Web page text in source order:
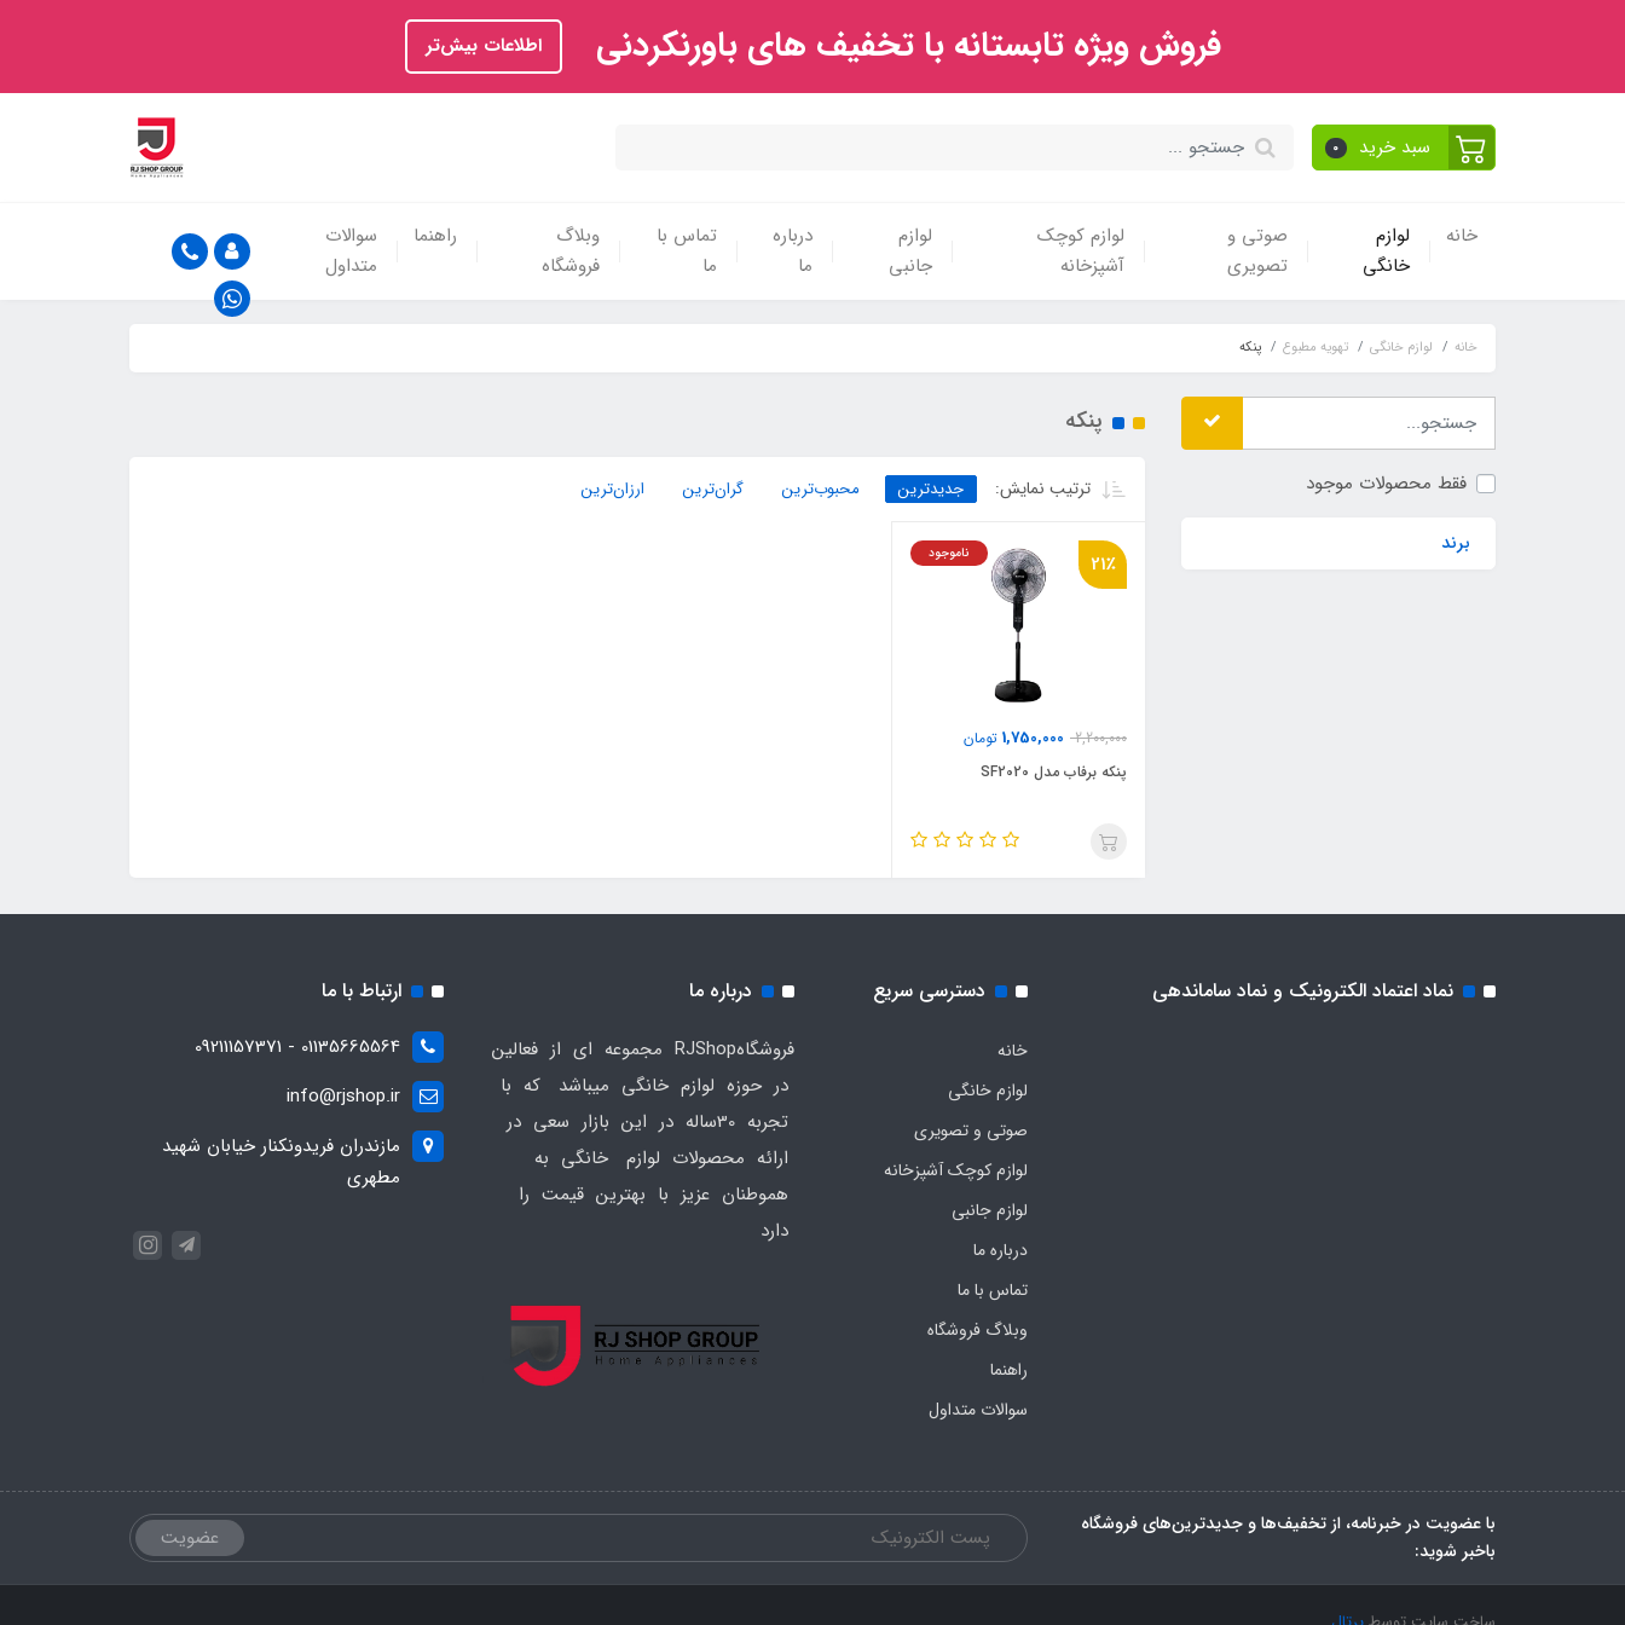
فروش ویژه تابستانه با تخفیف های باورنکردنی اطلاعات بیش‌تر
سبد خرید 0
خانه
لوازم
خانگی
صوتی و
تصویری
لوازم کوچک
آشپزخانه
لوازم
جانبی
درباره
ما
تماس با
ما
وبلاگ
فروشگاه
راهنما
سوالات
متداول
خانه لوازم خانگی تهویه مطبوع پنکه
فقط محصولات موجود
برند
پنکه
ترتیب نمایش: جدیدترین محبوب‌ترین گران‌ترین ارزان‌ترین
21٪
2,200,000
1,750,000 تومان
ناموجود
پنکه برفاب مدل SF2020
نماد اعتماد الکترونیک و نماد ساماندهی دسترسی سریع
خانه
لوازم خانگی
صوتی و تصویری
لوازم کوچک آشپزخانه
لوازم جانبی
درباره ما
تماس با ما
وبلاگ فروشگاه
راهنما
سوالات متداول
درباره ما
فروشگاهRJShop مجموعه ای از فعالین
در حوزه لوازم خانگی میباشد که با
تجربه 30ساله در این بازار سعی در
ارائه محصولات لوازم خانگی به
هموطنان عزیز با بهترین قیمت را
دارد
ارتباط با ما
01135665564 - 09211157371
info@rjshop.ir
مازندران فریدونکنار خیابان شهید
مطهری
با عضویت در خبرنامه، از تخفیف‌ها و جدیدترین‌های فروشگاه
باخبر شوید:
عضویت